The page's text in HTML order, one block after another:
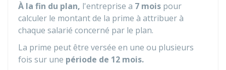
À la fin du plan, l'entreprise a 7 mois pour
calculer le montant de la prime à attribuer à
chaque salarié concerné par le plan.
La prime peut être versée en une ou plusieurs
fois sur une période de 12 mois.